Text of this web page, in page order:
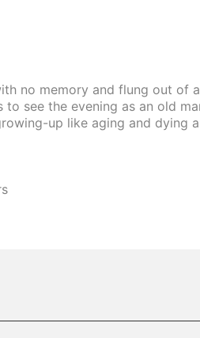
no memory and flung out of
see the evening as an old
up like aging and dying